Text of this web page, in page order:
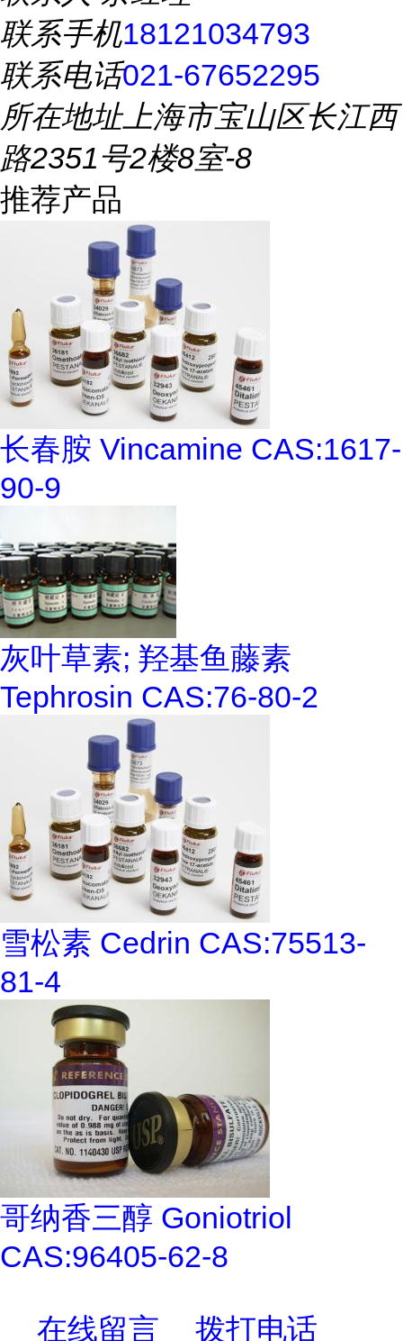
联系手机18121034793
联系电话021-67652295
所在地址上海市宝山区长江西
路2351号2楼8室-8
推荐产品
长春胺 Vincamine CAS:1617-
90-9
灰叶草素; 羟基鱼藤素
Tephrosin CAS:76-80-2
雪松素 Cedrin CAS:75513-
81-4
哥纳香三醇 Goniotriol
CAS:96405-62-8
在线留言 拨打电话